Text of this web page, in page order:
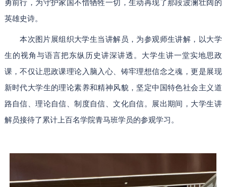
勇前行，为守护家国不惜牺牲一切，生动再现了那段波澜壮阔的
英雄史诗。
本次图片展组织大学生当讲解员，为参观师生讲解，以大学
生的视角与语言把东纵历史讲深讲透。大学生讲一堂实地思政
课，不仅让思政课理论入脑入心、铸牢理想信念之魂，更是展现
新时代大学生的理论素养和精神风貌，坚定中国特色社会主义道
路自信、理论自信、制度自信、文化自信。展出期间，大学生讲
解员接待了累计上百名学院青马班学员的参观学习。